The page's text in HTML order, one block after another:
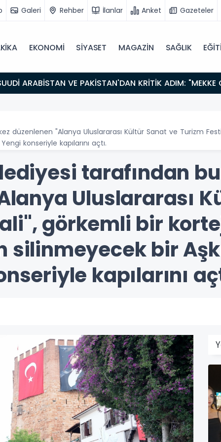
Galeri Rehber İlanlar Anket Gazeteler
EKONOMİ SİYASET MAGAZİN SAĞLIK
düzenlenen "Alanya Uluslararası Kültür Sanat ve Turizm
konseriyle kapılarını açtı.
tarafından bu
Uluslararası
görkemli bir
silinmeyecek bir
kapılarını